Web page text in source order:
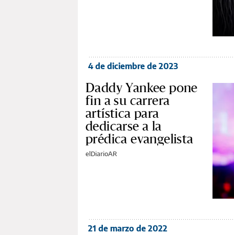
4 de diciembre de 2023
Daddy Yankee pone
fin a su carrera
artística para
dedicarse a la
prédica evangelista
elDiarioAR
21 de marzo de 2022